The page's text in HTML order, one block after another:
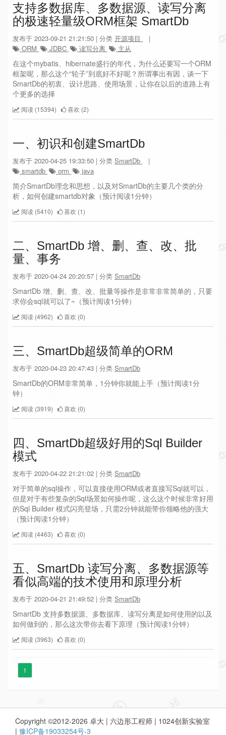
支持多数据库、多数据源、读写分离
的极速轻量级ORM框架 SmartDb
发布于 2023-09-21 21:21:50 | 分类 开源项目
|
ORM
JDBC 读写分离 主从
在这个mybatis、hibernate盛行的年代，为什么还要写一个ORM
框架呢，那么这个“轮子”到底好不好呢？所谓事出有因，谈一下
SmartDb的初衷、设计思路、使用场景，让你在以后的道路上有
个更多的选择
阅读 (15394) 喜欢 (2)
一、初识和创建SmartDb
发布于 2020-04-25 19:33:50 | 分类 SmartDb
|
smartdb
orm java
简介SmartDb理念和思想，以及对SmartDb的主要几个类的分
析，如何创建smartdb对象（预计阅读1分钟）
阅读 (5410) 喜欢 (1)
二、SmartDb 增、删、查、改、批
量、事务
发布于 2020-04-24 20:20:57 | 分类 SmartDb
SmartDb 增、删、查、改、批量等操作是非常非常简单的，只要
求你会sql就可以了~（预计阅读1分钟）
阅读 (4962) 喜欢 (0)
三、SmartDb超级简单的ORM
发布于 2020-04-23 20:47:43 | 分类 SmartDb
SmartDb的ORM非常简单，1分钟你就能上手（预计阅读1分
钟）
阅读 (3919) 喜欢 (0)
四、SmartDb超级好用的Sql Builder
模式
发布于 2020-04-22 21:21:02 | 分类 SmartDb
对于简单的sql操作，可以直接使用ORM或者直接写Sql就可以，
但是对于有些复杂的Sql场景如何操作呢，这么这个时候非常好用
的Sql Builder 模式闪亮登场，只需2分钟就能带你领略他的强大
（预计阅读1分钟）
阅读 (4463) 喜欢 (0)
五、SmartDb 读写分离、多数据源等
看似高端的技术使用和原理分析
发布于 2020-04-21 21:49:52 | 分类 SmartDb
SmartDb 支持多数据源、多数据库、读写分离是如何使用的以及
如何做到的，那么这次带你去看下原理（预计阅读1分钟）
阅读 (3963) 喜欢 (0)
1
Copyright ©2012-2026 卓大 | 六边形工程师 | 1024创新实验室
| 豫ICP备19033254号-3